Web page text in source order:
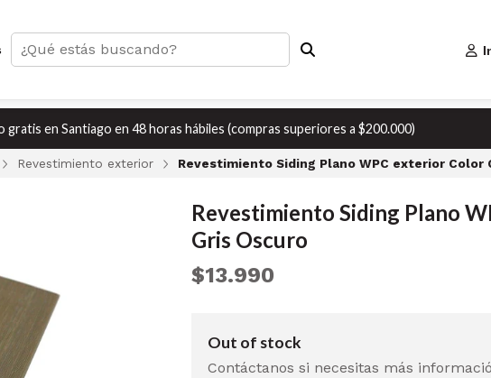
gratis en Santiago en 48 horas hábiles (compras superiores a $200.000)
Revestimiento exterior Revestimiento Siding Plano WPC exterior Color
Revestimiento Siding Plano
Gris Oscuro
$13.990
Out of stock
Contáctanos si necesitas más